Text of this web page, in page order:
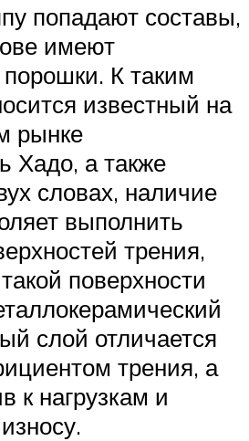
попадают составы,
имеют
К таким
известный на
рынке
Хадо, а также
словах, наличие
выполнить
трения,
поверхности
слой отличается
трения, а
к нагрузкам и